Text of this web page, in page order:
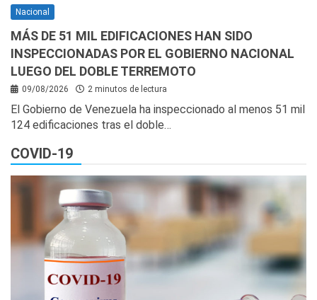
Nacional
MÁS DE 51 MIL EDIFICACIONES HAN SIDO
INSPECCIONADAS POR EL GOBIERNO NACIONAL
LUEGO DEL DOBLE TERREMOTO
09/08/2026 2 minutos de lectura
El Gobierno de Venezuela ha inspeccionado al menos 51 mil
124 edificaciones tras el doble…
COVID-19